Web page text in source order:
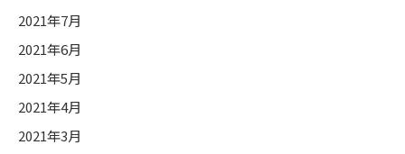
2021年7月
2021年6月
2021年5月
2021年4月
2021年3月